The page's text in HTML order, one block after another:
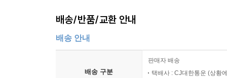
배송/반품/교환 안내
배송 안내
배송 구분
판매자 배송
택배사 : CJ대한통운 (상황